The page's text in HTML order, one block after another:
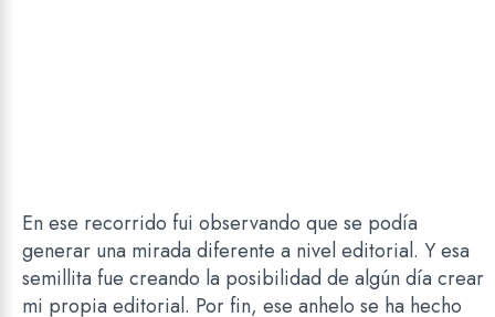
En ese recorrido fui observando que se podía
generar una mirada diferente a nivel editorial. Y esa
semillita fue creando la posibilidad de algún día crear
mi propia editorial. Por fin, ese anhelo se ha hecho